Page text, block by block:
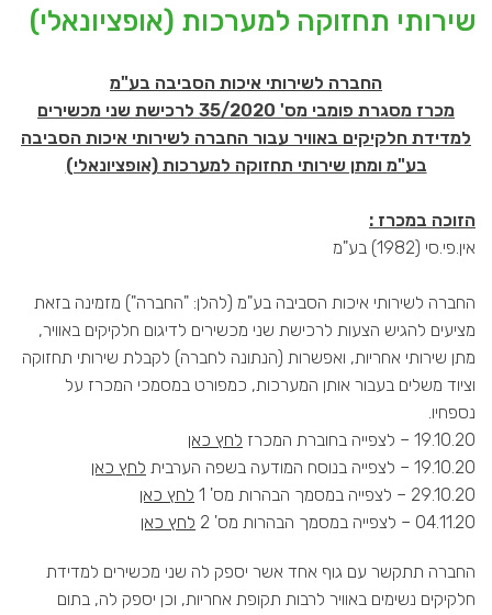
שירותי תחזוקה למערכות (אופציונאלי)
החברה לשירותי איכות הסביבה בע"מ
מכרז מסגרת פומבי מס' 35/2020 לרכישת שני מכשירים
למדידת חלקיקים באוויר עבור החברה לשירותי איכות הסביבה
בע"מ ומתן שירותי תחזוקה למערכות (אופציונאלי)
הזוכה במכרז :
אין.פי.סי (1982) בע"מ
החברה לשירותי איכות הסביבה בע"מ (להלן: "החברה") מזמינה בזאת
מציעים להגיש הצעות לרכישת שני מכשירים לדיגום חלקיקים באוויר,
מתן שירותי אחריות, ואפשרות (הנתונה לחברה) לקבלת שירותי תחזוקה
וציוד משלים בעבור אותן המערכות, כמפורט במסמכי המכרז על
נספחיו.
19.10.20 – לצפייה בחוברת המכרז
לחץ כאן
19.10.20 – לצפייה בנוסח המודעה בשפה הערבית
לחץ כאן
29.10.20 – לצפייה במסמך הבהרות מס' 1
לחץ כאן
04.11.20 – לצפייה במסמך הבהרות מס' 2
לחץ כאן
החברה תתקשר עם גוף אחד אשר יספק לה שני מכשירים למדידת
חלקיקים נשימים באוויר לרבות תקופת אחריות, וכן יספק לה, בתום